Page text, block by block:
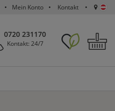
Mein Konto Kontakt
0720 231170
Kontakt: 24/7